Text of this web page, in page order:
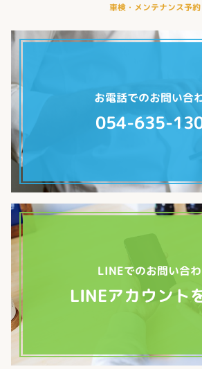
車検・メンテナンス予約
お電話でのお問い合
054-635-
LINEでのお問い合
LINEアカウント